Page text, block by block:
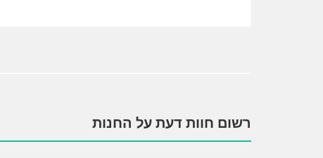
רשום חוות דעת על החנות